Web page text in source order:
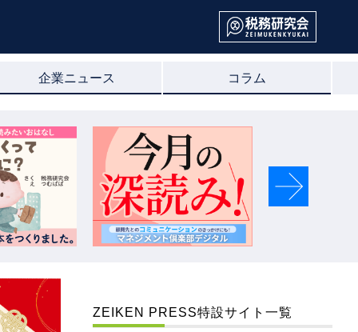
企業ニュース コラム
Next
ZEIKEN PRESS特設サイト一覧